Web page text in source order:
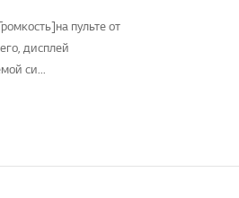
пульте от
дисплей
си...